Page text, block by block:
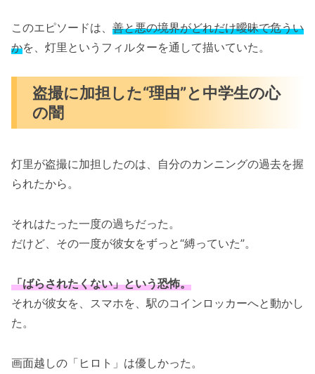
このエピソードは、 善と悪の境界がどれだけ曖昧で危うい
かを、灯里というフィルターを通して描いていた。
盗撮に加担した“理由”と中学生の心
の闇
灯里が盗撮に加担したのは、自分のカンニングの過去を握
られたから。
それはたった一度の過ちだった。
だけど、その一度が彼女をずっと“縛っていた”。
「ばらされたくない」という恐怖。
それが彼女を、スマホを、駅のコインロッカーへと動かし
た。
画面越しの「ヒロト」は優しかった。